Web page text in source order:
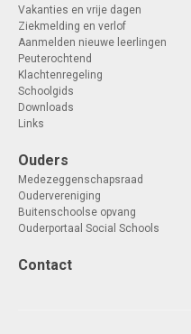
Vakanties en vrije dagen
Ziekmelding en verlof
Aanmelden nieuwe leerlingen
Peuterochtend
Klachtenregeling
Schoolgids
Downloads
Links
Ouders
Medezeggenschapsraad
Oudervereniging
Buitenschoolse opvang
Ouderportaal Social Schools
Contact